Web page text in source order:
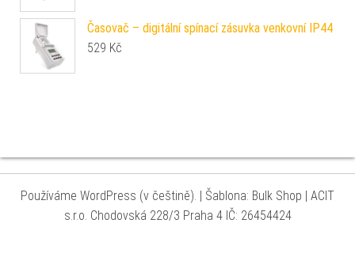
Časovač – digitální spínací zásuvka venkovní IP44
529 Kč
Používáme WordPress (v češtině). | Šablona: Bulk Shop | ACIT
s.r.o. Chodovská 228/3 Praha 4 IČ: 26454424